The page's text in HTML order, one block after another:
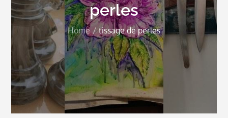
perles
Home tissage de perles